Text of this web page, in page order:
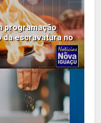
programação
da escravatura no